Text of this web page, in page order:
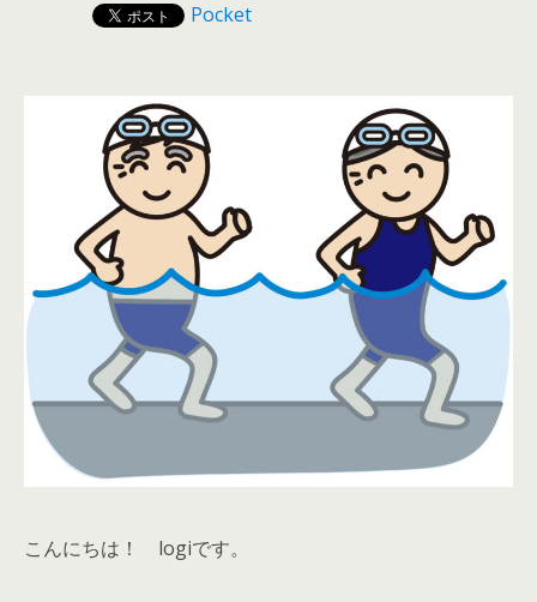
Pocket
こんにちは！ logiです。